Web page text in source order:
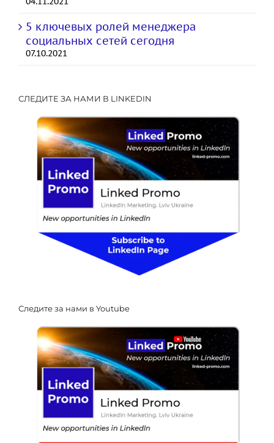
5 ключевых ролей менеджера
социальных сетей сегодня
07.10.2021
СЛЕДИТЕ ЗА НАМИ В LINKEDIN
Следите за нами в Youtube